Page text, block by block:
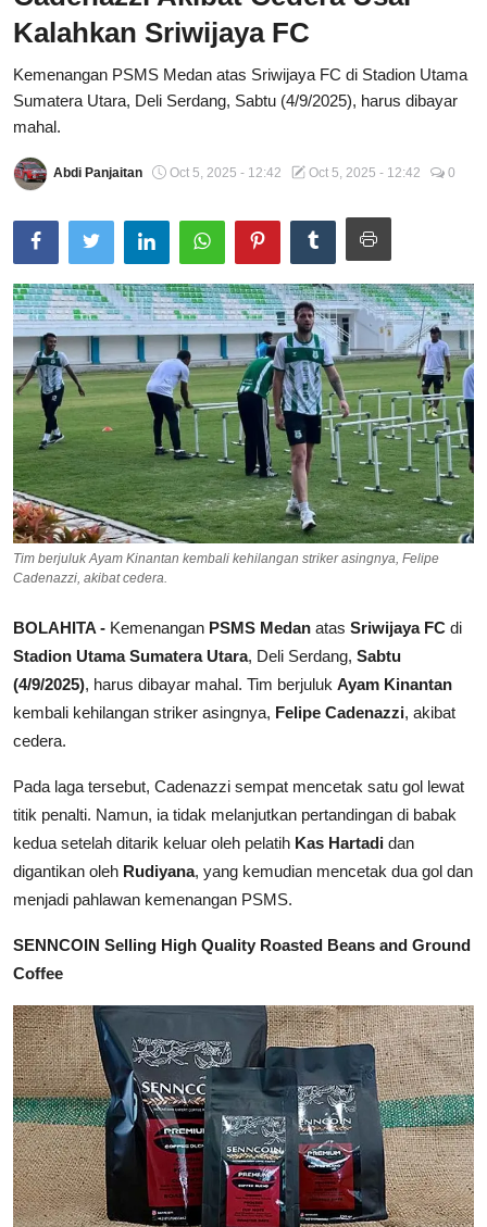
Total Sports
Contact
Pedoman Media Siber
Kalahkan Sriwijaya FC
Kemenangan PSMS Medan atas Sriwijaya FC di Stadion Utama
Sumatera Utara, Deli Serdang, Sabtu (4/9/2025), harus dibayar
mahal.
Abdi Panjaitan Oct 5, 2025 - 12:42 Oct 5, 2025 - 12:42 0
Tim berjuluk Ayam Kinantan kembali kehilangan striker asingnya, Felipe
Cadenazzi, akibat cedera.
BOLAHITA - Kemenangan PSMS Medan atas Sriwijaya FC di
Stadion Utama Sumatera Utara, Deli Serdang, Sabtu
(4/9/2025), harus dibayar mahal. Tim berjuluk Ayam Kinantan
kembali kehilangan striker asingnya, Felipe Cadenazzi, akibat
cedera.
Pada laga tersebut, Cadenazzi sempat mencetak satu gol lewat
titik penalti. Namun, ia tidak melanjutkan pertandingan di babak
kedua setelah ditarik keluar oleh pelatih Kas Hartadi dan
digantikan oleh Rudiyana, yang kemudian mencetak dua gol dan
menjadi pahlawan kemenangan PSMS.
SENNCOIN Selling High Quality Roasted Beans and Ground
Coffee